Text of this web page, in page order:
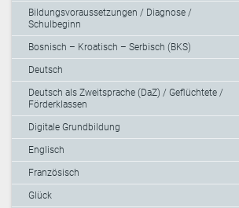
Bildungsvoraussetzungen / Diagnose /
Schulbeginn
Bosnisch – Kroatisch – Serbisch (BKS)
Deutsch
Deutsch als Zweitsprache (DaZ) / Geflüchtete /
Förderklassen
Digitale Grundbildung
Englisch
Französisch
Glück